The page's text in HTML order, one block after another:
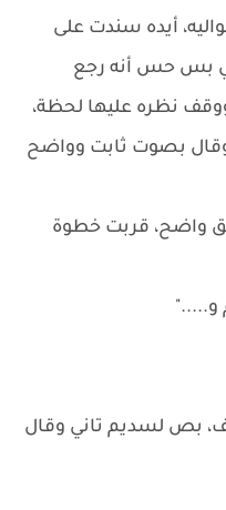
أيده سندت على
بس حس أنه رجع
نظره عليها لحظة،
بصوت ثابت وواضح
واضح، قربت خطوة
و....."
بص لسديم تاني وقال